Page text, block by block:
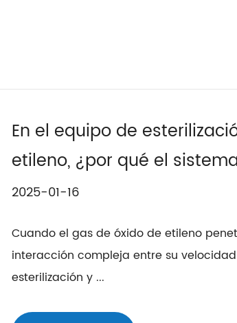
En el equipo de
etileno, ¿por qué el
se convierte en la clave
proceso de esterilización?
2025-01-16
Cuando el gas de óxido de etileno
interacción compleja entre su
esterilización y ...